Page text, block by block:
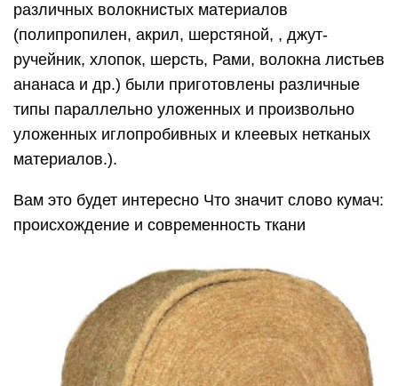
различных волокнистых материалов
(полипропилен, акрил, шерстяной, , джут-
ручейник, хлопок, шерсть, Рами, волокна листьев
ананаса и др.) были приготовлены различные
типы параллельно уложенных и произвольно
уложенных иглопробивных и клеевых нетканых
материалов.).
Вам это будет интересно Что значит слово кумач:
происхождение и современность ткани